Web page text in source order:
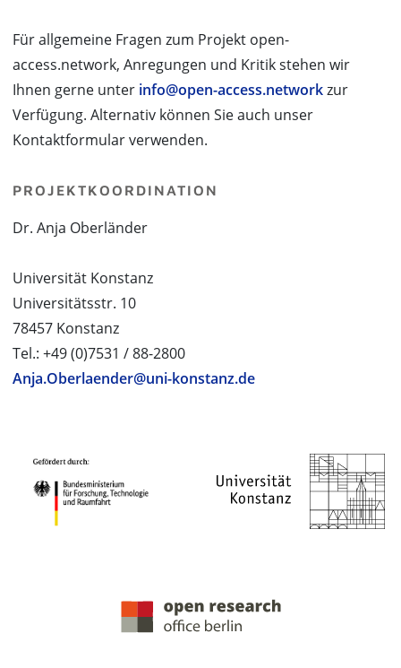
Für allgemeine Fragen zum Projekt open-
access.network, Anregungen und Kritik stehen wir
Ihnen gerne unter info@open-access.networkzur
Verfügung. Alternativ können Sie auch unser
Kontaktformular verwenden.
PROJEKTKOORDINATION
Dr. Anja Oberländer
Universität Konstanz
Universitätsstr. 10
78457 Konstanz
Tel.: +49 (0)7531 / 88-2800
Anja.Oberlaender@uni-konstanz.de